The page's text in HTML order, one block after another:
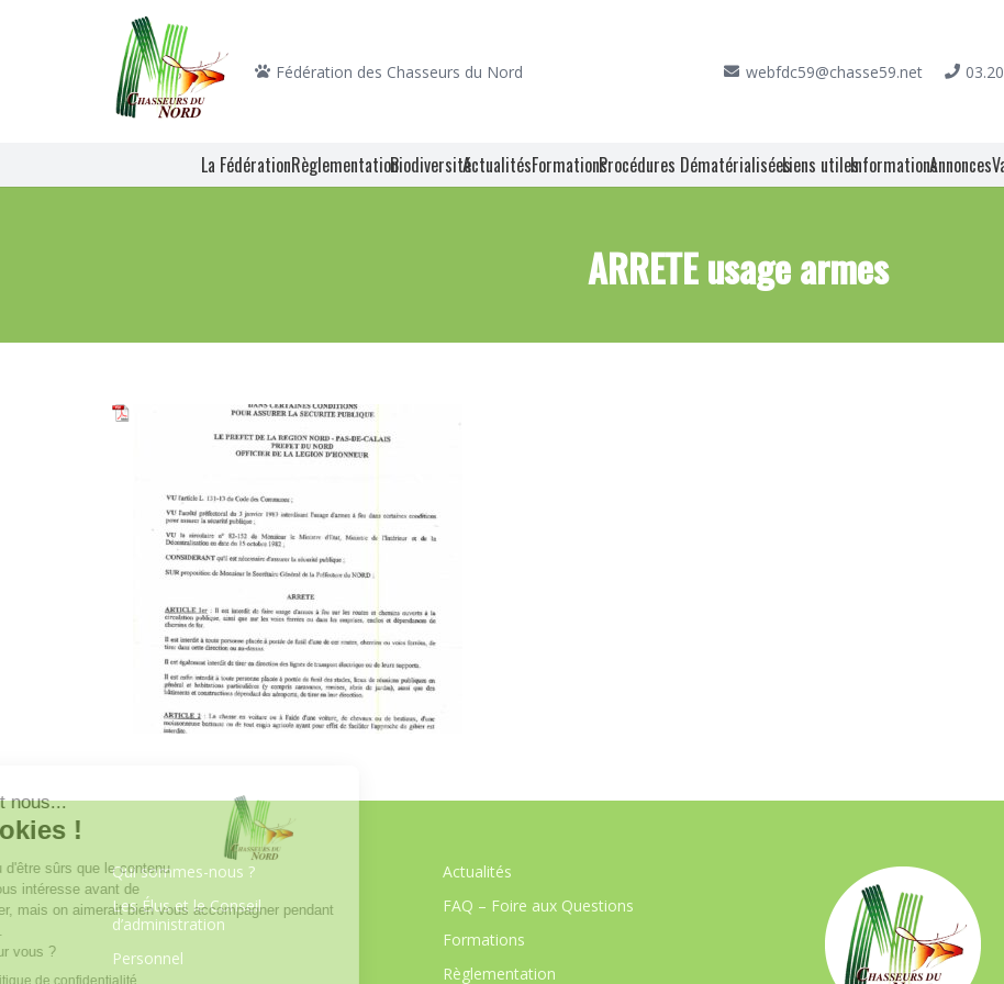
Fédération des Chasseurs du Nord webfdc59@chasse59.net
La FédérationRèglementationBiodiversitéActualitésFormationsProcédures DématérialiséesLiens utilesInformationsAnnonces
ARRETE usage armes
Qui sommes-nous ?
Les Élus et le Conseil
d’administration
Personnel
Actualités
FAQ – Foire aux Questions
Formations
Règlementation